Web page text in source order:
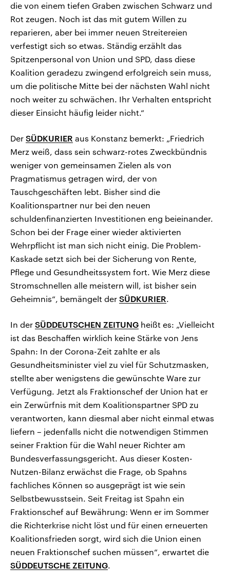
die von einem tiefen Graben zwischen Schwarz und
Rot zeugen. Noch ist das mit gutem Willen zu
reparieren, aber bei immer neuen Streitereien
verfestigt sich so etwas. Ständig erzählt das
Spitzenpersonal von Union und SPD, dass diese
Koalition geradezu zwingend erfolgreich sein muss,
um die politische Mitte bei der nächsten Wahl nicht
noch weiter zu schwächen. Ihr Verhalten entspricht
dieser Einsicht häufig leider nicht.“
Der SÜDKURIER aus Konstanz bemerkt: „Friedrich
Merz weiß, dass sein schwarz-rotes Zweckbündnis
weniger von gemeinsamen Zielen als von
Pragmatismus getragen wird, der von
Tauschgeschäften lebt. Bisher sind die
Koalitionspartner nur bei den neuen
schuldenfinanzierten Investitionen eng beieinander.
Schon bei der Frage einer wieder aktivierten
Wehrpflicht ist man sich nicht einig. Die Problem-
Kaskade setzt sich bei der Sicherung von Rente,
Pflege und Gesundheitssystem fort. Wie Merz diese
Stromschnellen alle meistern will, ist bisher sein
Geheimnis“, bemängelt der SÜDKURIER.
In der SÜDDEUTSCHEN ZEITUNG heißt es: „Vielleicht
ist das Beschaffen wirklich keine Stärke von Jens
Spahn: In der Corona-Zeit zahlte er als
Gesundheitsminister viel zu viel für Schutzmasken,
stellte aber wenigstens die gewünschte Ware zur
Verfügung. Jetzt als Fraktionschef der Union hat er
ein Zerwürfnis mit dem Koalitionspartner SPD zu
verantworten, kann diesmal aber nicht einmal etwas
liefern – jedenfalls nicht die notwendigen Stimmen
seiner Fraktion für die Wahl neuer Richter am
Bundesverfassungsgericht. Aus dieser Kosten-
Nutzen-Bilanz erwächst die Frage, ob Spahns
fachliches Können so ausgeprägt ist wie sein
Selbstbewusstsein. Seit Freitag ist Spahn ein
Fraktionschef auf Bewährung: Wenn er im Sommer
die Richterkrise nicht löst und für einen erneuerten
Koalitionsfrieden sorgt, wird sich die Union einen
neuen Fraktionschef suchen müssen“, erwartet die
SÜDDEUTSCHE ZEITUNG.